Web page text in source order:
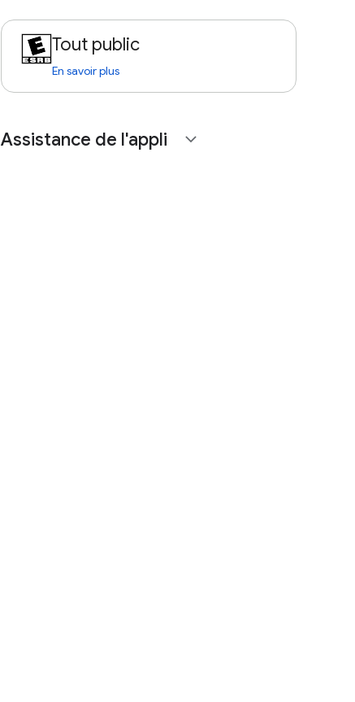
Tout public
En savoir plus
Assistance de l'appli expand_more